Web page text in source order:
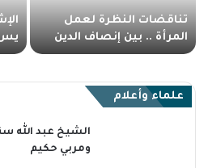
تناقضات النظرة لعمل
المرأة .. بين إنصاف الدين
وإجحاف العادات
علماء وأعلام
الشيخ عبد الله
ومربي حكيم